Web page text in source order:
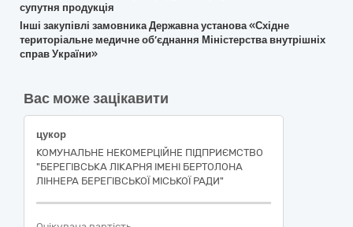
супутня продукція
Інші закупівлі замовника Державна установа «Східне
територіальне медичне об’єднання Міністерства внутрішніх
справ України»
Вас може зацікавити
цукор
КОМУНАЛЬНЕ НЕКОМЕРЦІЙНЕ ПІДПРИЄМСТВО
"БЕРЕГІВСЬКА ЛІКАРНЯ ІМЕНІ БЕРТОЛОНА
ЛІННЕРА БЕРЕГІВСЬКОЇ МІСЬКОЇ РАДИ"